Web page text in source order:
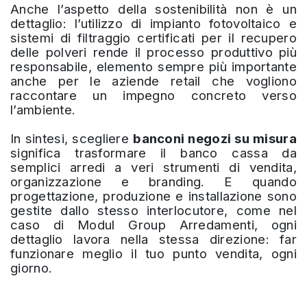
Anche l’aspetto della sostenibilità non è un
dettaglio: l’utilizzo di impianto fotovoltaico e
sistemi di filtraggio certificati per il recupero
delle polveri rende il processo produttivo più
responsabile, elemento sempre più importante
anche per le aziende retail che vogliono
raccontare un impegno concreto verso
l’ambiente.
In sintesi, scegliere banconi negozi su misura
significa trasformare il banco cassa da
semplici arredi a veri strumenti di vendita,
organizzazione e branding. E quando
progettazione, produzione e installazione sono
gestite dallo stesso interlocutore, come nel
caso di Modul Group Arredamenti, ogni
dettaglio lavora nella stessa direzione: far
funzionare meglio il tuo punto vendita, ogni
giorno.